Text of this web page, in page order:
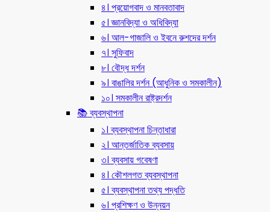
৪। প্রয়োগবাদ ও মানবতাবাদ
৫। জ্ঞানবিদ্যা ও অধিবিদ্যা
৬। আল-গাজালি ও ইবনে রুশদের দর্শন
৭। সুফিবাদ
৮। বৌদ্ধ দর্শন
৯। বাঙালির দর্শন (আধুনিক ও সমকালীন)
১০। সমকালীন রাষ্ট্রদর্শন
📚 ব্যবস্থাপনা
১। ব্যবস্থাপনা চিন্তাধারা
২। আন্তর্জাতিক ব্যবসায়
৩। ব্যবসায় গবেষণা
৪। কৌশলগত ব্যবস্থাপনা
৫। ব্যবস্থাপনা তথ্য পদ্ধতি
৬। প্রশিক্ষণ ও উন্নয়ন